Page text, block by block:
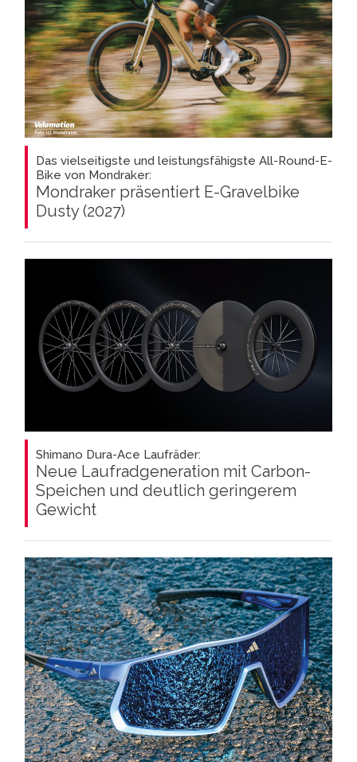
Das vielseitigste und leistungsfähigste All-Round-E-
Bike von Mondraker:
Mondraker präsentiert E-Gravelbike
Dusty (2027)
Shimano Dura-Ace Laufräder:
Neue Laufradgeneration mit Carbon-
Speichen und deutlich geringerem
Gewicht